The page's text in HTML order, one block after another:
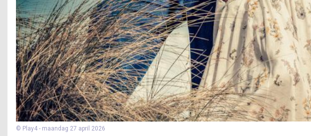
© Play4 - maandag 27 april 2026